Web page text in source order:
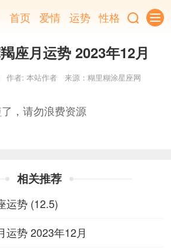
首页 爱情 运势 性格
座月运势 2023年12月
作者: 本站作者 来源：糊里糊涂星座网
，请勿浪费资源
相关推荐
运势 (12.5)
运势 2023年12月